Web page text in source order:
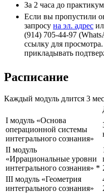
За 2 часа до
Если вы пропустили
запросу на эл. адрес
(914) 705-44-97
ссылку для
прикладывать
Расписание
Каждый модуль длится 3
I модуль «Основа
операционной системы
интегрального сознания»
II модуль
«Иррациональные уровни
интегрального сознания» *
III модуль «Геометрия
интегрального сознания»